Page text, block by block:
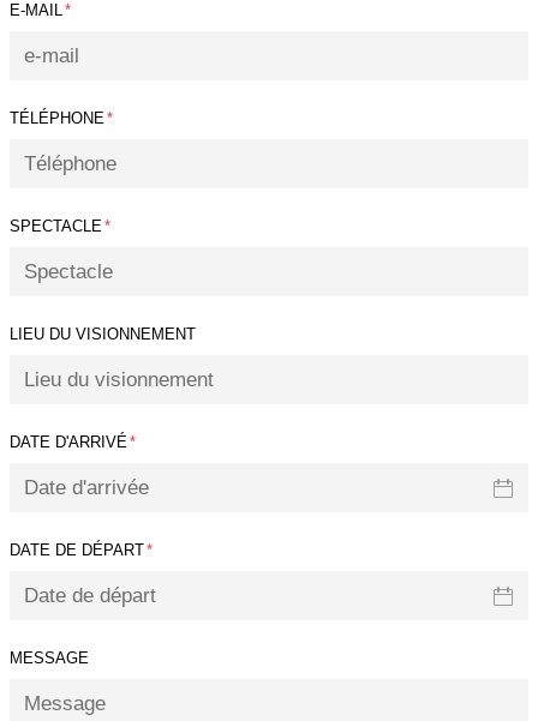
E-MAIL*
TÉLÉPHONE*
SPECTACLE*
LIEU DU VISIONNEMENT
DATE D'ARRIVÉ*
DATE DE DÉPART *
MESSAGE